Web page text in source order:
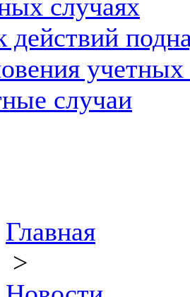
случаях
действий
случаи
Главная
>